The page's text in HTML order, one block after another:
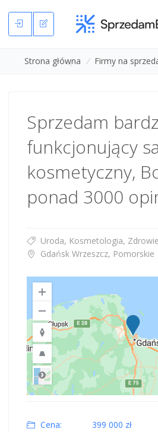
Strona główna / Firmy na
Sprzedam
funkcjonujący
kosmetyczny,
ponad 3000
Uroda, Kosmetologia, Zdrowie
Gdańsk Wrzeszcz, Pomorskie
Road
Cena:
399 000 zł